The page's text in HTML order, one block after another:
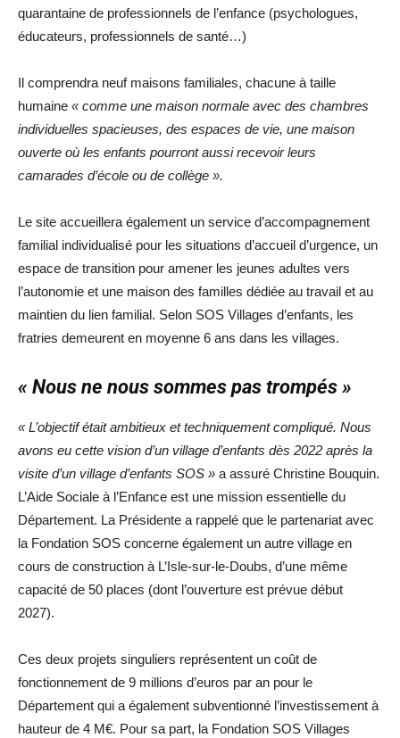
quarantaine de professionnels de l’enfance (psychologues,
éducateurs, professionnels de santé…)
Il comprendra neuf maisons familiales, chacune à taille
humaine « comme une maison normale avec des chambres
individuelles spacieuses, des espaces de vie, une maison
ouverte où les enfants pourront aussi recevoir leurs
camarades d’école ou de collège ».
Le site accueillera également un service d’accompagnement
familial individualisé pour les situations d’accueil d’urgence, un
espace de transition pour amener les jeunes adultes vers
l’autonomie et une maison des familles dédiée au travail et au
maintien du lien familial. Selon SOS Villages d’enfants, les
fratries demeurent en moyenne 6 ans dans les villages.
« Nous ne nous sommes pas trompés »
« L’objectif était ambitieux et techniquement compliqué. Nous
avons eu cette vision d’un village d’enfants dès 2022 après la
visite d’un village d’enfants SOS » a assuré Christine Bouquin.
L’Aide Sociale à l’Enfance est une mission essentielle du
Département. La Présidente a rappelé que le partenariat avec
la Fondation SOS concerne également un autre village en
cours de construction à L’Isle-sur-le-Doubs, d’une même
capacité de 50 places (dont l’ouverture est prévue début
2027).
Ces deux projets singuliers représentent un coût de
fonctionnement de 9 millions d’euros par an pour le
Département qui a également subventionné l’investissement à
hauteur de 4 M€. Pour sa part, la Fondation SOS Villages